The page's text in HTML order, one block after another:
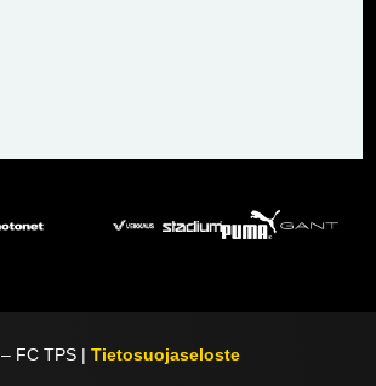
– FC TPS |Tietosuojaseloste